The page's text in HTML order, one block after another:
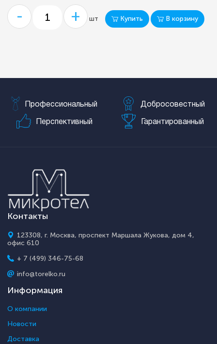
- + шт Купить В корзину
Профессиональный Добросовестный
Перспективный Гарантированный
Контакты
123308, г. Москва, проспект Маршала Жукова, дом 4,
офис 610
+ 7 (499) 346-75-68
info@torelko.ru
Информация
О компании
Новости
Доставка